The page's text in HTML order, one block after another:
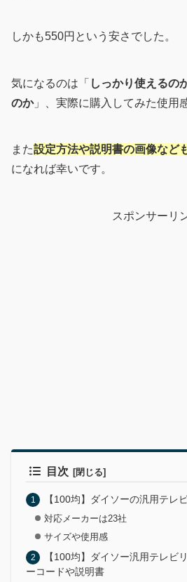
しかも550円という安さでした。
気になるのは「 しっかり使えるの
のか」、実際に購入してみた使用
また設定方法や説明書の画像など
になれば幸いです。
スポンサーリ
目次
【100均】ダイソーの汎用テレ
対応メーカーは23社
サイズや使用感
【100均】ダイソー汎用テレビ
ーコードや説明書